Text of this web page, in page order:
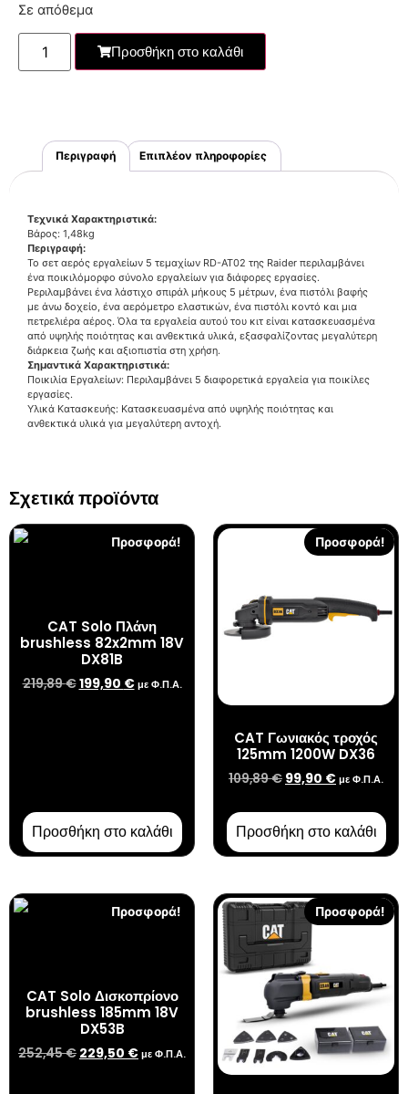
Σε απόθεμα
Προσθήκη στο καλάθι
Περιγραφή Επιπλέον πληροφορίες
Τεχνικά Χαρακτηριστικά:
Βάρος: 1,48kg
Περιγραφή:
Το σετ αερός εργαλείων 5 τεμαχίων RD-AT02 της Raider περιλαμβάνει
ένα ποικιλόμορφο σύνολο εργαλείων για διάφορες εργασίες.
Pεριλαμβάνει ένα λάστιχο σπιράλ μήκους 5 μέτρων, ένα πιστόλι βαφής
με άνω δοχείο, ένα αερόμετρο ελαστικών, ένα πιστόλι κοντό και μια
πετρελιέρα αέρος. Όλα τα εργαλεία αυτού του κιτ είναι κατασκευασμένα
από υψηλής ποιότητας και ανθεκτικά υλικά, εξασφαλίζοντας μεγαλύτερη
διάρκεια ζωής και αξιοπιστία στη χρήση.
Σημαντικά Χαρακτηριστικά:
Ποικιλία Εργαλείων: Περιλαμβάνει 5 διαφορετικά εργαλεία για ποικίλες
εργασίες.
Υλικά Κατασκευής: Κατασκευασμένα από υψηλής ποιότητας και
ανθεκτικά υλικά για μεγαλύτερη αντοχή.
Σχετικά προϊόντα
Προσφορά!
CAT Solo Πλάνη
brushless 82x2mm 18V
DX81B
219,89€199,90 € με Φ.Π.Α.
Προσθήκη στο καλάθι
Προσφορά!
CAT Γωνιακός τροχός
125mm 1200W DX36
109,89€ 99,90 €με Φ.Π.Α.
Προσθήκη στο καλάθι
Προσφορά!
CAT Solo Δισκοπρίονο
brushless 185mm 18V
DX53B
252,45€ 229,50 €με Φ.Π.Α.
Προσφορά!